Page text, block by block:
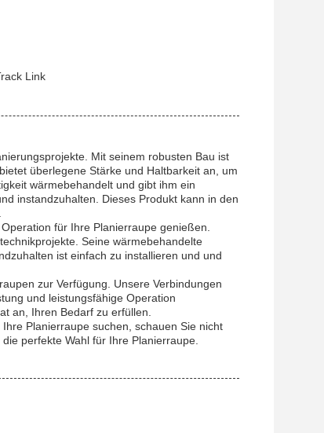
Link
Mit seinem robusten Bau ist
überlegene Stärke und Haltbarkeit an, um
wärmebehandelt und gibt ihm ein
instandzuhalten. Dieses Produkt kann in den
für Ihre Planierraupe genießen.
Seine wärmebehandelte
ist einfach zu installieren und und
zur Verfügung. Unsere Verbindungen
und leistungsfähige Operation
an, Ihren Bedarf zu erfüllen.
Planierraupe suchen, schauen Sie nicht
perfekte Wahl für Ihre Planierraupe.